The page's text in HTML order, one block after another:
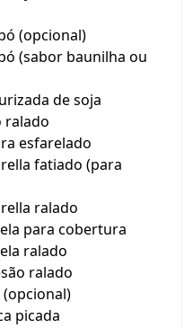
(opcional)
(sabor baunilha ou
de soja
ralado
esfarelado
fatiado (para
ralado
para cobertura
ralado
ralado
picada